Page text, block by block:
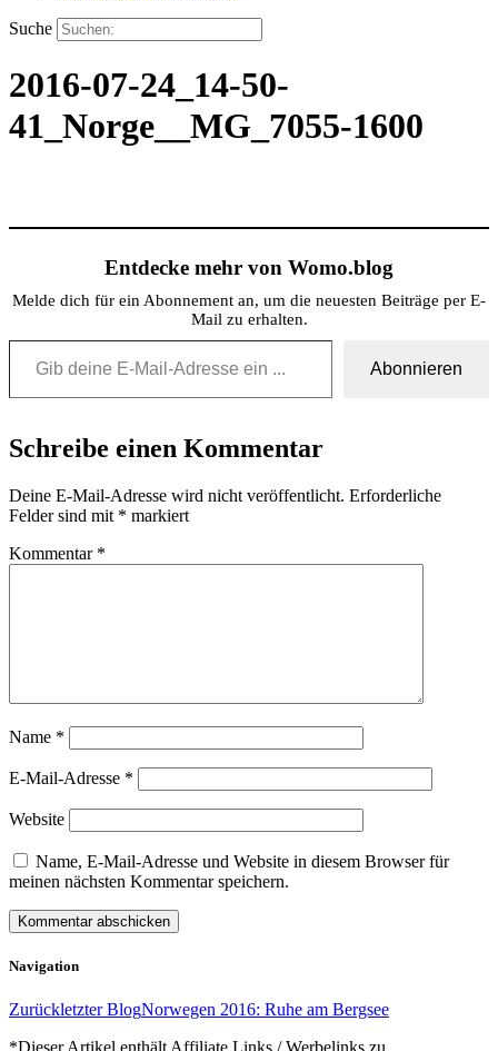
Suche
2016-07-24_14-50-
41_Norge__MG_7055-1600
Entdecke mehr von Womo.blog
Melde dich für ein Abonnement an, um die neuesten Beiträge per E-
Mail zu erhalten.
Gib deine E-Mail-Adresse ein ...
Abonnieren
Schreibe einen Kommentar
Deine E-Mail-Adresse wird nicht veröffentlicht. Erforderliche
Felder sind mit * markiert
Kommentar *
Name *
E-Mail-Adresse *
Website
Name, E-Mail-Adresse und Website in diesem Browser für
meinen nächsten Kommentar speichern.
Navigation
Zurückletzter BlogNorwegen 2016: Ruhe am Bergsee
*Dieser Artikel enthält Affiliate Links / Werbelinks zu